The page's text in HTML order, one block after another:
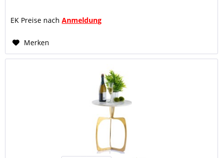
EK Preise nachAnmeldung
Merken